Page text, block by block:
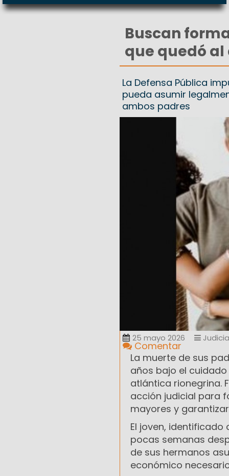
Buscan
que quedó
La Defensa Pública
pueda asumir
ambos padres
25 mayo 2026
Comentar
La muerte de sus
años bajo el
atlántica rionegrina.
acción judicial para
mayores y
El joven, identificado
pocas semanas
de sus hermanos
económico